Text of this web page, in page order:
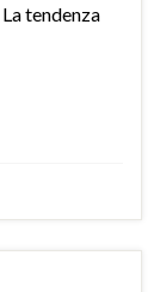
tendenza